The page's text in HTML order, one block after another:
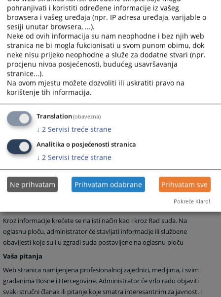
najčešće postavljana sudu, a vezana su za rad suda ili druge aktivnosti
vezane za sam sud.
Grupa Raspored suđenja prikazuje detaljne informacije o suđenjima u
sudu za određeni vremenski period.
Grupa Vijesti iz pravosuđa obuhvata informacije koje su vezane za
pravosuđe BiH u cjelini.
Unutar svih grupa starije novosti i informacije osim onih koje su na
naslovnici nisu zbrisane. Klikom na riječ “više” prebaciti će vas arhivu
aktuelnosti ili drugih informacija.
Rad suda
Klikom na Rad suda otvoriti će vam se web stranicama sa svim
novostima (arhivom) koje su vezane za rad suda.
Klikom na neku od kategorija možete dobiti informacije: o
dokumentima koje na sudu možete dobiti, o samoj organizaciji suda,
o statistici o protoku predmeta, o osnivanju suda, o uposlenicima
suda
Kroz informacije krećete se na isti način kao i kroz Rad suda. Na
oglasnu ploču, administrator će stavljati informacije ili službene
obavijesti koje su i u zgradi suda postavljene na oglasnu ploču
Vaša pitanja
Web stranica namijenjena profesionalnoj zajednici, medijima, i svim
građanima Bosne i Hercegovine. Administrator će vrlo rado objaviti
svaki stručni članak ili pitanje koje smatra interesantnim za javnost. i
pohranjivati i koristiti određene informacije iz vašeg
browsera i vašeg uređaja (npr. IP adresa uređaja, varijable o
sesiji unutar browsera, ...).
Neke od ovih informacija su nam neophodne i bez njih web
stranica ne bi mogla fukcionisati u svom punom obimu, dok
neke nisu prijeko neophodne a služe za dodatne stvari (npr.
procjenu nivoa posjećenosti, budućeg usavršavanja
stranice...).
Na ovom mjestu možete dozvoliti ili uskratiti pravo na
korištenje tih informacija.
Translation(obavezna)
↓ 2 Servisi treće strane
Analitika o posjećenosti stranica
↓ 2 Servisi treće strane
Ne prihvatam Prihvatam odabrane Prihvatam sve
Pokreće Klaro!